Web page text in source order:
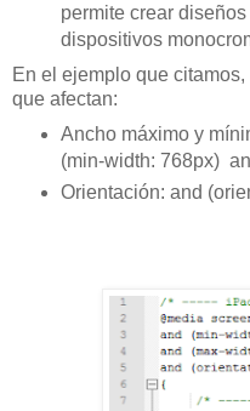
permite crear
dispositivos
En el ejemplo que
que afectan:
Ancho máximo y
(min-width: 768px)
Orientación: and